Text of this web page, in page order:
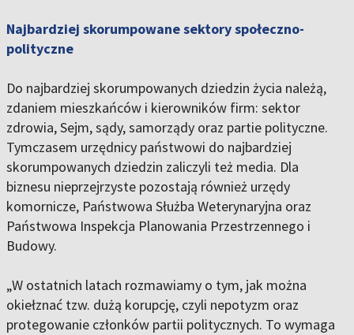
Najbardziej skorumpowane sektory społeczno-
polityczne
Do najbardziej skorumpowanych dziedzin życia należą,
zdaniem mieszkańców i kierowników firm: sektor
zdrowia, Sejm, sądy, samorządy oraz partie polityczne.
Tymczasem urzędnicy państwowi do najbardziej
skorumpowanych dziedzin zaliczyli też media. Dla
biznesu nieprzejrzyste pozostają również urzędy
komornicze, Państwowa Służba Weterynaryjna oraz
Państwowa Inspekcja Planowania Przestrzennego i
Budowy.
„W ostatnich latach rozmawiamy o tym, jak można
okiełznać tzw. dużą korupcję, czyli nepotyzm oraz
protegowanie członków partii politycznych. To wymaga